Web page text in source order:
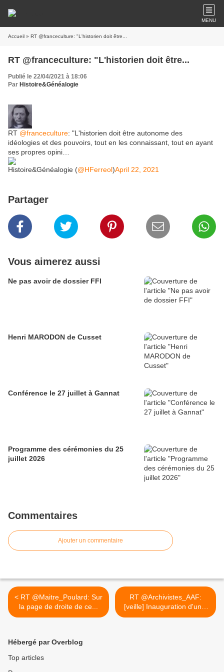
MENU
Accueil » RT @franceculture: "L'historien doit être...
RT @franceculture: "L'historien doit être...
Publié le 22/04/2021 à 18:06
Par Histoire&Généalogie
RT @franceculture: "L'historien doit être autonome des
idéologies et des pouvoirs, tout en les connaissant, tout en ayant
ses propres opini…
Histoire&Généalogie (@HFerreol)April 22, 2021
Partager
Vous aimerez aussi
Ne pas avoir de dossier FFI
Henri MARODON de Cusset
Conférence le 27 juillet à Gannat
Programme des cérémonies du 25
juillet 2026
Commentaires
Ajouter un commentaire
< RT @Maitre_Poulard: Sur
la page de droite de ce...
RT @Archivistes_AAF:
[veille] Inauguration d'un...
>
Hébergé par Overblog
Top articles